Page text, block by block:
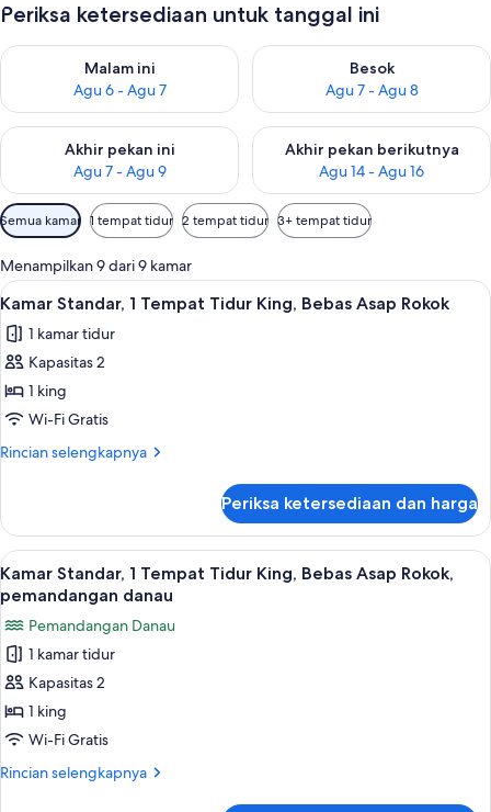
Periksa ketersediaan untuk tanggal ini
Malam ini
Agu 6 - Agu 7
Periksa ketersediaan untuk malam ini Agu 6 - Agu 7
Besok
Agu 7 - Agu 8
Periksa ketersediaan untuk
Akhir pekan ini
Agu 7 - Agu 9
Periksa ketersediaan untuk akhir pekan ini Agu 7 - Agu 9
Akhir pekan berikutnya
Agu 14 - Agu 16
Periksa ketersediaan untuk
Filter
tersedia
untuk
kamar
Semua kamar 1 tempat tidur 2 tempat tidur 3+ tempat tidur
Menampilkan 9 dari 9 kamar
Lihat
semua
foto
untuk
Kamar
Standar,
1
King,
Bebas
Asap
Rokok
Kamar Standar, 1 Tempat Tidur
5
Kamar Standar, 1 Tempat Tidur King, Bebas Asap Rokok
1 kamar tidur
Kapasitas 2
1 king
Wi-Fi Gratis
Rincian selengkapnya
Rincian
Kamar
Standar,
1
Tempat
Tidur
King,
Bebas
Asap
Rokok
Periksa ketersediaan dan harga
Lihat
semua
foto
untuk
Kamar
Standar,
1
Tempat
Tidur
Kamar Standar, 1 Tempat Tidur
5
Kamar Standar, 1 Tempat Tidur King, Bebas Asap Rokok,
pemandangan danau
Pemandangan Danau
1 kamar tidur
Kapasitas 2
1 king
Wi-Fi Gratis
Rincian selengkapnya
Rincian